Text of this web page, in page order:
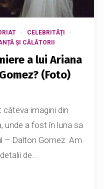
CELEBRITĂȚI
ȘI CĂLĂTORII
a lui Ariana
(Foto)
câteva imagini din
unde a fost în luna sa
– Dalton Gomez. Am
de...